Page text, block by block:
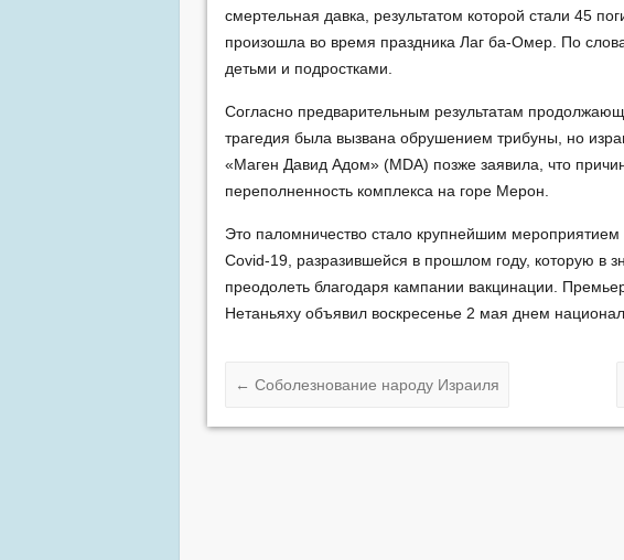
смертельная давка, результатом которой стали 45
произошла во время праздника Лаг ба-Омер. По
детьми и подростками.
Согласно предварительным результатам
трагедия была вызвана обрушением трибуны, но
«Маген Давид Адом» (MDA) позже заявила, что
переполненность комплекса на горе Мерон.
Это паломничество стало крупнейшим
Covid-19, разразившейся в прошлом году, которую в
преодолеть благодаря кампании вакцинации.
Нетаньяху объявил воскресенье 2 мая днем
← Соболезнование народу Израиля